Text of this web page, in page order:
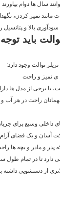
سال ها دوام
مانند تمیز کردن،
بالا و
باید
توالت وجود دارد:
ی تمیز و راحت
با برخی از مدل ها
راحت در هر آب و
داخلی وسیع برای
آسان و یک فضای آرام
پدر و مادر و بچه ها
دارد تا در تمام طول
از دستشویی داشته